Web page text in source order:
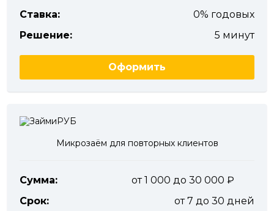
Ставка:
0% годовых
Решение:
5 минут
Оформить
Микрозаём для повторных клиентов
Сумма:
от 1 000 до 30 000
Срок:
от 7 до 30 дней